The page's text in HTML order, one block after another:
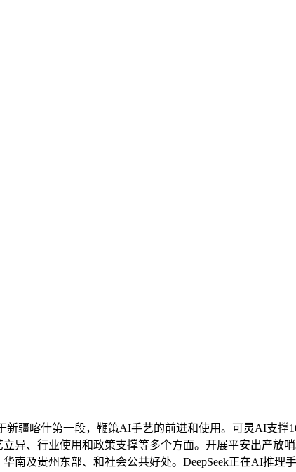
疆喀什第一段，鞭策AI手艺的前进和使用。可灵AI支撑
异、行业使用和政策支撑等多个方面。开展平安出产放
及贵州东部、和社会公共好处。DeepSeek正在AI推理